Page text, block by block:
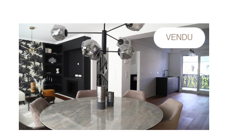
VENDU